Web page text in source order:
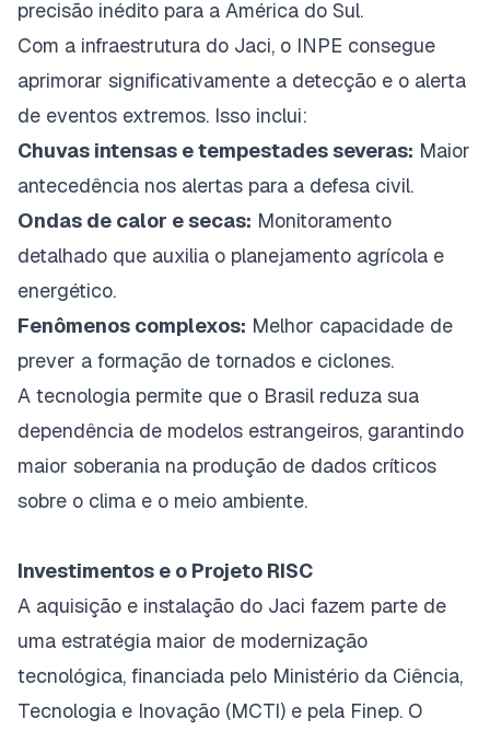
precisão inédito para a América do Sul.
Com a infraestrutura do Jaci, o INPE consegue
aprimorar significativamente a detecção e o alerta
de eventos extremos. Isso inclui:
Chuvas intensas e tempestades severas: Maior
antecedência nos alertas para a defesa civil.
Ondas de calor e secas: Monitoramento
detalhado que auxilia o planejamento agrícola e
energético.
Fenômenos complexos: Melhor capacidade de
prever a formação de tornados e ciclones.
A tecnologia permite que o Brasil reduza sua
dependência de modelos estrangeiros, garantindo
maior soberania na produção de dados críticos
sobre o clima e o meio ambiente.
Investimentos e o Projeto RISC
A aquisição e instalação do Jaci fazem parte de
uma estratégia maior de modernização
tecnológica, financiada pelo Ministério da Ciência,
Tecnologia e Inovação (MCTI) e pela Finep. O